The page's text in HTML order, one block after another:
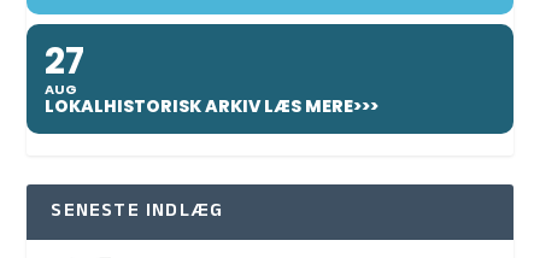
27
AUG
LOKALHISTORISK ARKIV LÆS MERE>>>
SENESTE INDLÆG